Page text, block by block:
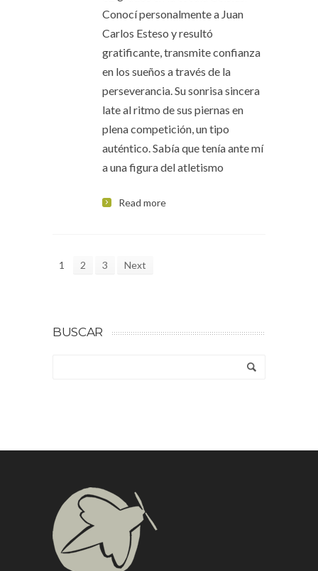
Conocí personalmente a Juan
Carlos Esteso y resultó
gratificante, transmite confianza
en los sueños a través de la
perseverancia. Su sonrisa sincera
late al ritmo de sus piernas en
plena competición, un tipo
auténtico. Sabía que tenía ante mí
a una figura del atletismo
Read more
1 2 3 Next
BUSCAR